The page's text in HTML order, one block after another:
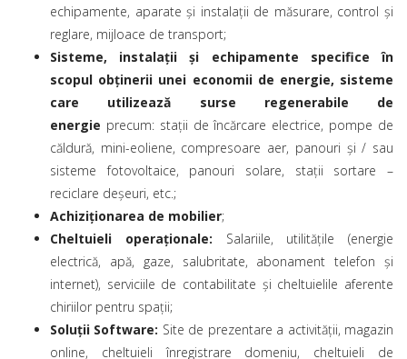
echipamente, aparate și instalații de măsurare, control și
reglare, mijloace de transport;
Sisteme, instalații și echipamente specifice în
scopul obținerii unei economii de energie, sisteme
care utilizează surse regenerabile de
energie precum: stații de încărcare electrice, pompe de
căldură, mini-eoliene, compresoare aer, panouri și / sau
sisteme fotovoltaice, panouri solare, stații sortare –
reciclare deșeuri, etc.;
Achiziționarea de mobilier;
Cheltuieli operaționale: Salariile, utilitățile (energie
electrică, apă, gaze, salubritate, abonament telefon și
internet), serviciile de contabilitate și cheltuielile aferente
chiriilor pentru spații;
Soluții Software: Site de prezentare a activității, magazin
online, cheltuieli înregistrare domeniu, cheltuieli de